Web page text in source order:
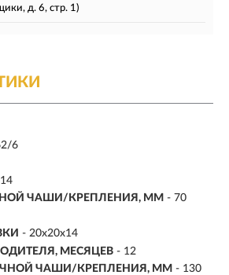
д. 6, стр. 1)
6
ЧАШИ/КРЕПЛЕНИЯ, ММ - 70
- 20x20x14
МЕСЯЦЕВ - 12
ЧАШИ/КРЕПЛЕНИЯ, ММ - 130